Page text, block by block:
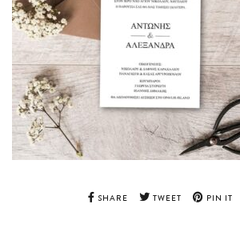
SHARE TWEET PIN IT